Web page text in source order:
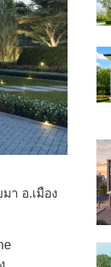
า อ.เมือง
,